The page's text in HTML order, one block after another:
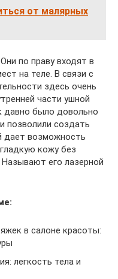
от малярных
по праву входят в
на теле. В связи с
здесь очень
части ушной
давно было довольно
позволили создать
дает возможность
кожу без
его лазерной
в салоне красоты:
легкость тела и